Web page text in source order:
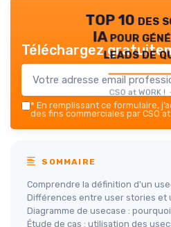
TOP 10 des
IA pour
leads de
CSO at WORK !
Téléchargez
* En remplissant ce formulaire,
des fins commerciales par CSO
SOMMAIRE
Comprendre la définition d'un
Différences entre user stories et
Diagramme de usecase :
Étude de cas : utilisation des